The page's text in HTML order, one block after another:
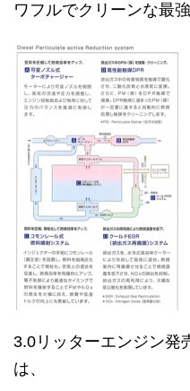
ワフルでクリーンな最
3.0リッターエンジン発
は、